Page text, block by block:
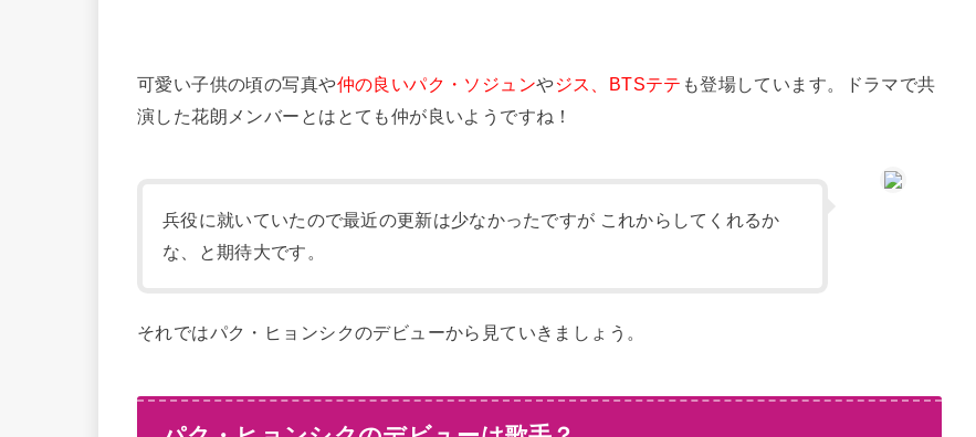
可愛い子供の頃の写真や仲の良いパク・ソジュンやジス BTSテテ も登場しています。ドラマで共
演した花朗メンバーとはとても仲が良いようですね！
兵役に就いていたので最近の更新は少なかったですが これからしてくれるか
な、と期待大です。
それではパク・ヒョンシクのデビューから見ていきましょう。